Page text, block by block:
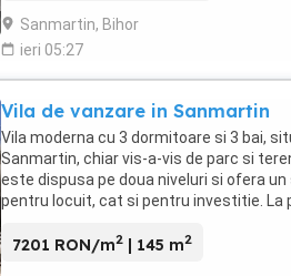
Sanmartin, Bihor
ieri 05:27
Vila de vanzare in Sanmartin
Vila moderna cu 3 dormitoare si 3 bai,
Sanmartin, chiar vis-a-vis de parc si
este dispusa pe doua niveluri si ofera
pentru locuit, cat si pentru investitie. La
7201 RON/m2 | 145 m2